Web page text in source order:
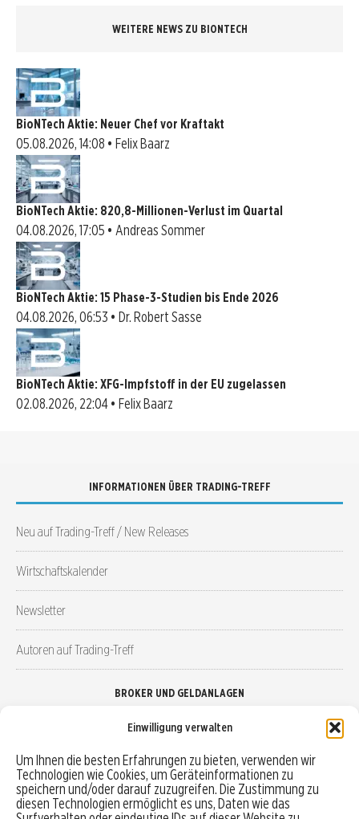
Einwilligung verwalten
Um Ihnen die besten Erfahrungen zu bieten, verwenden wir
Technologien wie Cookies, um Geräteinformationen zu
speichern und/oder darauf zuzugreifen. Die Zustimmung zu
diesen Technologien ermöglicht es uns, Daten wie das
WEITERE NEWS ZU BIONTECH
BioNTech Aktie: Neuer Chef vor Kraftakt
05.08.2026, 14:08 • Felix Baarz
BioNTech Aktie: 820,8-Millionen-Verlust im Quartal
04.08.2026, 17:05 • Andreas Sommer
BioNTech Aktie: 15 Phase-3-Studien bis Ende 2026
04.08.2026, 06:53 • Dr. Robert Sasse
BioNTech Aktie: XFG-Impfstoff in der EU zugelassen
02.08.2026, 22:04 • Felix Baarz
INFORMATIONEN ÜBER TRADING-TREFF
Neu auf Trading-Treff / New Releases
Wirtschaftskalender
Newsletter
Autoren auf Trading-Treff
BROKER UND GELDANLAGEN
Robo-Advisor vergleichen